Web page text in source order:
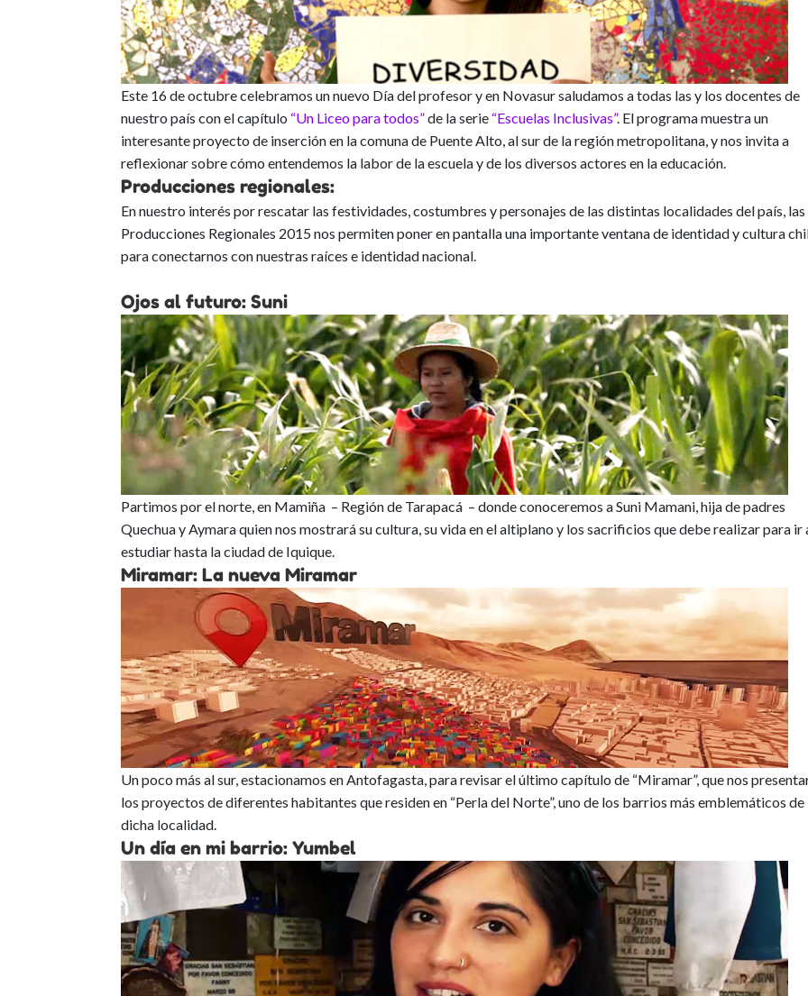
Este 16 de octubre celebramos un nuevo Día del profesor y en Novasur saludamos a todas las y los docentes de
nuestro país con el capítulo “Un Liceo para todos”de la serie “Escuelas Inclusivas”. El programa muestra un
interesante proyecto de inserción en la comuna de Puente Alto, al sur de la región metropolitana, y nos invita a
reflexionar sobre cómo entendemos la labor de la escuela y de los diversos actores en la educación.
Producciones regionales:
En nuestro interés por rescatar las festividades, costumbres y personajes de las distintas localidades del país, las
Producciones Regionales 2015 nos permiten poner en pantalla una importante ventana de identidad y cultura
para conectarnos con nuestras raíces e identidad nacional.
Ojos al futuro: Suni
Partimos por el norte, en Mamiña – Región de Tarapacá – donde conoceremos a Suni Mamani, hija de padres
Quechua y Aymara quien nos mostrará su cultura, su vida en el altiplano y los sacrificios que debe realizar para ir
estudiar hasta la ciudad de Iquique.
Miramar: La nueva Miramar
Un poco más al sur, estacionamos en Antofagasta, para revisar el último capítulo de “Miramar”, que nos
los proyectos de diferentes habitantes que residen en “Perla del Norte”, uno de los barrios más emblemáticos de
dicha localidad.
Un día en mi barrio: Yumbel